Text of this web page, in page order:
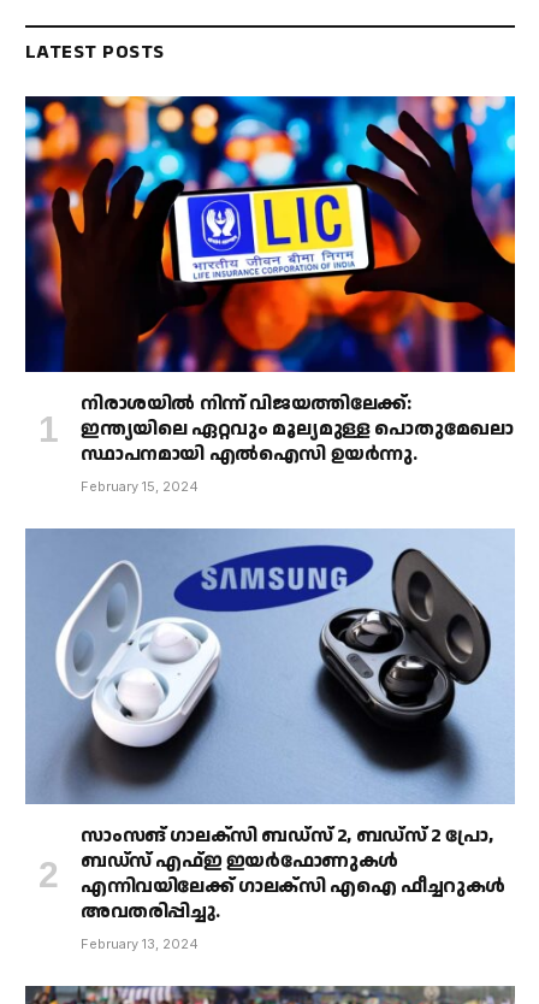
LATEST POSTS
നിരാശയിൽ നിന്ന് വിജയത്തിലേക്ക്:
ഇന്ത്യയിലെ ഏറ്റവും മൂല്യമുള്ള പൊതുമേഖലാ
സ്ഥാപനമായി എൽഐസി ഉയർന്നു.
February 15, 2024
സാംസങ് ഗാലക്‌സി ബഡ്‌സ് 2, ബഡ്‌സ് 2 പ്രോ,
ബഡ്‌സ് എഫ്ഇ ഇയർഫോണുകൾ
എന്നിവയിലേക്ക് ഗാലക്‌സി എഐ ഫീച്ചറുകൾ
അവതരിപ്പിച്ചു.
February 13, 2024